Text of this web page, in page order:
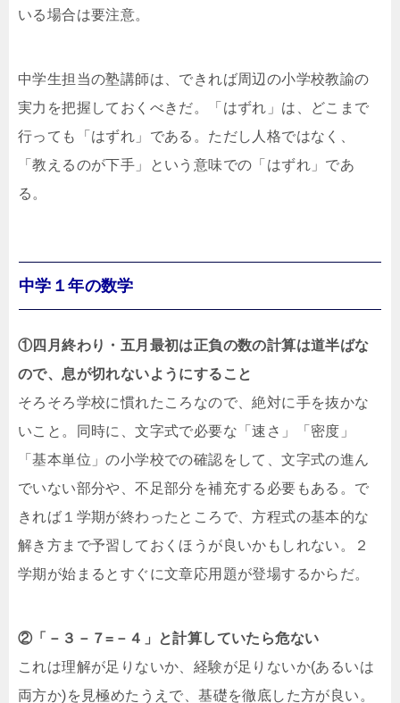
いる場合は要注意。
中学生担当の塾講師は、できれば周辺の小学校教諭の
実力を把握しておくべきだ。「はずれ」は、どこまで
行っても「はずれ」である。ただし人格ではなく、
「教えるのが下手」という意味での「はずれ」であ
る。
中学１年の数学
①四月終わり・五月最初は正負の数の計算は道半ばな
ので、息が切れないようにすること
そろそろ学校に慣れたころなので、絶対に手を抜かな
いこと。同時に、文字式で必要な「速さ」「密度」
「基本単位」の小学校での確認をして、文字式の進ん
でいない部分や、不足部分を補充する必要もある。で
きれば１学期が終わったところで、方程式の基本的な
解き方まで予習しておくほうが良いかもしれない。２
学期が始まるとすぐに文章応用題が登場するからだ。
②「－３－７=－４」と計算していたら危ない
これは理解が足りないか、経験が足りないか(あるいは
両方か)を見極めたうえで、基礎を徹底した方が良い。